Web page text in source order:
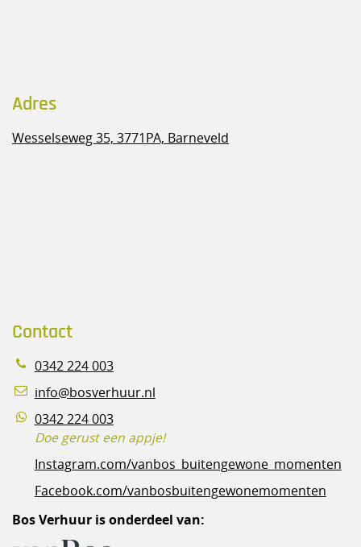
Adres
Wesselseweg 35, 3771PA, Barneveld
Contact
0342 224 003
info@bosverhuur.nl
0342 224 003
Doe gerust een appje!
Instagram.com/vanbos_buitengewone_momenten
Facebook.com/vanbosbuitengewonemomenten
Bos Verhuur is onderdeel van: